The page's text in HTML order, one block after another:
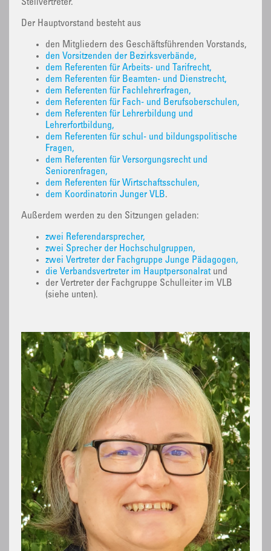
Stellvertreter.
Der Hauptvorstand besteht aus
den Mitgliedern des Geschäftsführenden Vorstands,
den Vorsitzenden der Bezirksverbände,
dem Referenten für Arbeits- und Tarifrecht,
dem Referenten für Beamten- und Dienstrecht,
dem Referenten für Fachlehrerfragen,
dem Referenten für Fach- und Berufsoberschulen,
dem Referenten für Lehrerbildung und
Lehrerfortbildung,
dem Referenten für schul- und bildungspolitische
Fragen,
dem Referenten für Versorgungsrecht und
Seniorenfragen,
dem Referenten für Wirtschaftsschulen,
dem Koordinatorin Junger VLB.
Außerdem werden zu den Sitzungen geladen:
zwei Referendarsprecher,
zwei Sprecher der Hochschulgruppen,
zwei Vertreter der Fachgruppe Junge Pädagogen,
die Verbandsvertreter im Hauptpersonalrat und
der Vertreter der Fachgruppe Schulleiter im VLB
(siehe unten).